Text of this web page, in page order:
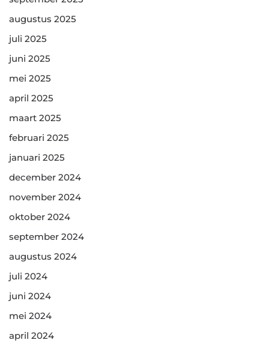
augustus 2025
juli 2025
juni 2025
mei 2025
april 2025
maart 2025
februari 2025
januari 2025
december 2024
november 2024
oktober 2024
september 2024
augustus 2024
juli 2024
juni 2024
mei 2024
april 2024